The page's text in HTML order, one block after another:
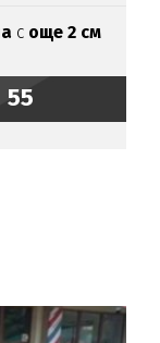
с още 2 см
55